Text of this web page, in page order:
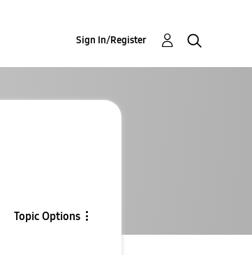
Sign In/Register
Topic Options